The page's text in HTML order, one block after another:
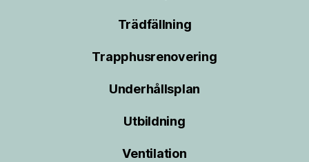
Trädfällning
Trapphusrenovering
Underhållsplan
Utbildning
Ventilation